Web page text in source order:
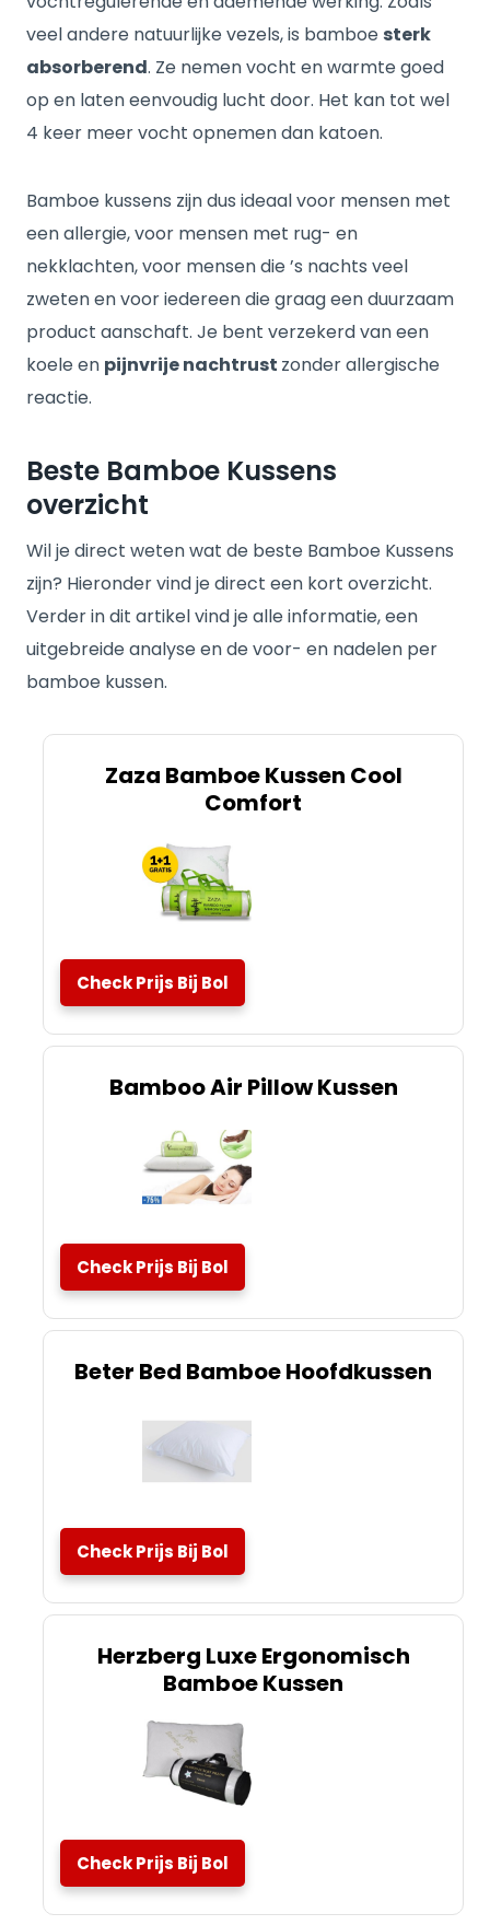
veel andere natuurlijke vezels, is bamboe sterk
absorberend. Ze nemen vocht en warmte goed
op en laten eenvoudig lucht door. Het kan tot wel
4 keer meer vocht opnemen dan katoen.
Bamboe kussens zijn dus ideaal voor mensen met
een allergie, voor mensen met rug- en
nekklachten, voor mensen die ’s nachts veel
zweten en voor iedereen die graag een duurzaam
product aanschaft. Je bent verzekerd van een
koele en pijnvrije nachtrust zonder allergische
reactie.
Beste Bamboe Kussens
overzicht
Wil je direct weten wat de beste Bamboe Kussens
zijn? Hieronder vind je direct een kort overzicht.
Verder in dit artikel vind je alle informatie, een
uitgebreide analyse en de voor- en nadelen per
bamboe kussen.
Zaza Bamboe Kussen Cool
Comfort
Check Prijs Bij Bol
Bamboo Air Pillow Kussen
Check Prijs Bij Bol
Beter Bed Bamboe Hoofdkussen
Check Prijs Bij Bol
Herzberg Luxe Ergonomisch
Bamboe Kussen
Check Prijs Bij Bol